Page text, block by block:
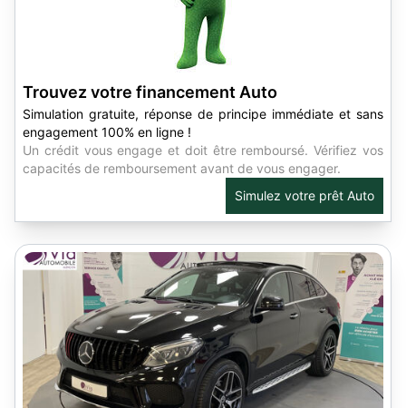
Trouvez votre financement Auto
Simulation gratuite, réponse de principe immédiate et sans
engagement 100% en ligne !
Un crédit vous engage et doit être remboursé. Vérifiez vos
capacités de remboursement avant de vous engager.
Simulez votre prêt Auto